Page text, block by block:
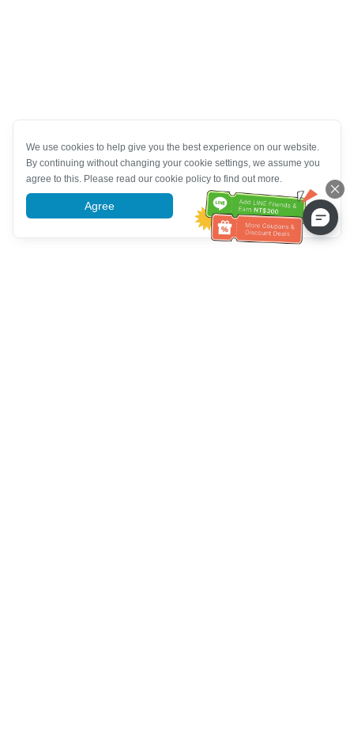
We use cookies to help give you the best experience on our website.
By continuing without changing your cookie settings, we assume you
agree to this. Please read our cookie policy to find out more.
Agree More information